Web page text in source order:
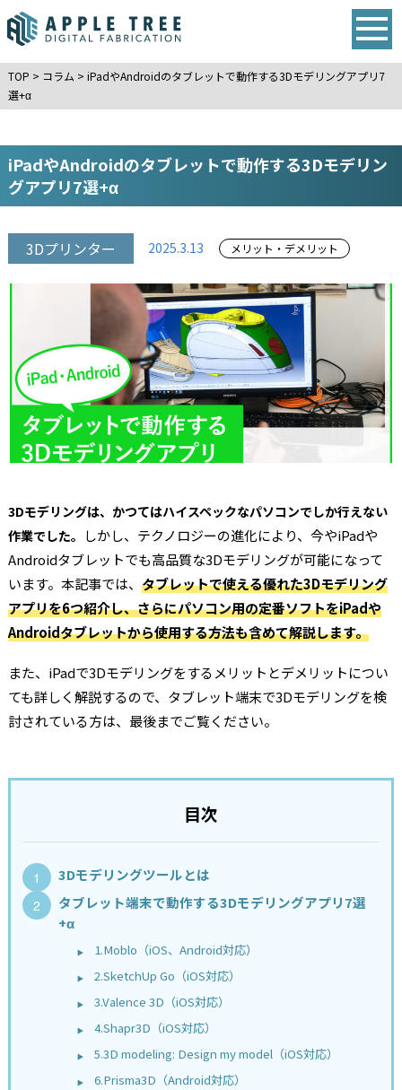
TOP > コラム > iPadやAndroidのタブレットで動作する3Dモデリングアプリ7
選+α
iPadやAndroidのタブレットで動作する3Dモデリン
グアプリ7選+α
3Dプリンター 2025.3.13 メリット・デメリット
3Dモデリングは、かつてはハイスペックなパソコンでしか行えない
作業でした。 しかし、テクノロジーの進化により、今やiPadや
Androidタブレットでも高品質な3Dモデリングが可能になって
います。本記事では、 タブレットで使える優れた3Dモデリング
アプリを6つ紹介し、さらにパソコン用の定番ソフトをiPadや
Androidタブレットから使用する方法も含めて解説します。
また、iPadで3Dモデリングをするメリットとデメリットについ
ても詳しく解説するので、タブレット端末で3Dモデリングを検
討されている方は、最後までご覧ください。
目次
3Dモデリングツールとは
タブレット端末で動作する3Dモデリングアプリ7選
+α
1.Moblo（iOS、Android対応）
2.SketchUp Go（iOS対応）
3.Valence 3D（iOS対応）
4.Shapr3D（iOS対応）
5.3D modeling: Design my model（iOS対応）
6.Prisma3D（Android対応）